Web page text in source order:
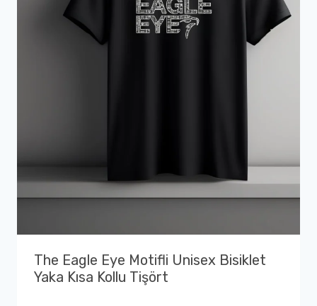
The Eagle Eye Motifli Unisex Bisiklet
Yaka Kısa Kollu Tişört